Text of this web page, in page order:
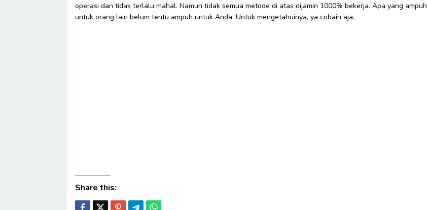
operasi dan tidak terlalu mahal. Namun tidak semua metode di atas dijamin 1000% bekerja. Apa yang ampuh
untuk orang lain belum tentu ampuh untuk Anda. Untuk mengetahuinya, ya cobain aja.
Share this: